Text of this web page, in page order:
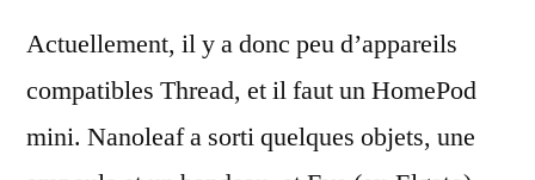
Actuellement, il y a donc peu d’appareils
compatibles Thread, et il faut un HomePod
mini. Nanoleaf a sorti quelques objets, une